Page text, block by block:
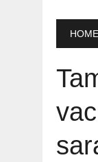
JULIO
JULIO
JULIO
HOME